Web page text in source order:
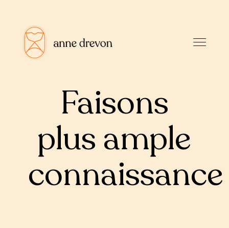
Faisons
plus ample
connaissance